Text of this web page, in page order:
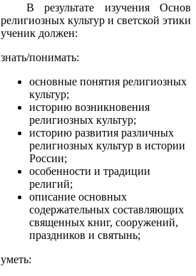
В результате изучения Основ
религиозных культур и светской этики
ученик должен:
знать/понимать:
основные понятия религиозных
культур;
историю возникновения
религиозных культур;
историю развития различных
религиозных культур в истории
России;
особенности и традиции
религий;
описание основных
содержательных составляющих
священных книг, сооружений,
праздников и святынь;
уметь: